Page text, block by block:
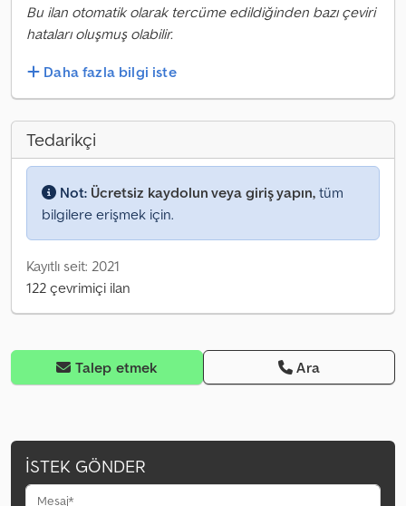
Bu ilan otomatik olarak tercüme edildiğinden bazı çeviri
hataları oluşmuş olabilir.
Daha fazla bilgi iste
Tedarikçi
Not: Ücretsiz kaydolun veya giriş yapın, tüm
bilgilere erişmek için.
Kayıtlı seit: 2021
122 çevrimiçi ilan
Talep etmek Ara
İSTEK GÖNDER
Mesaj*